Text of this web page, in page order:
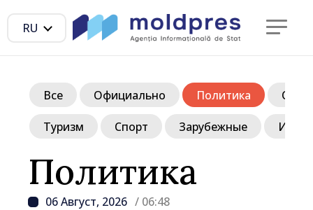
RU
Политика
06 Август, 2026 / 06:48
Все Официально Политика
Туризм Спорт Зарубежные